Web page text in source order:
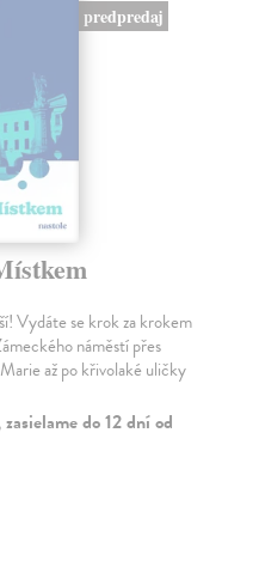
predpredaj
Vydáte se krok za krokem
náměstí přes
až po křivolaké uličky
do 12 dní od